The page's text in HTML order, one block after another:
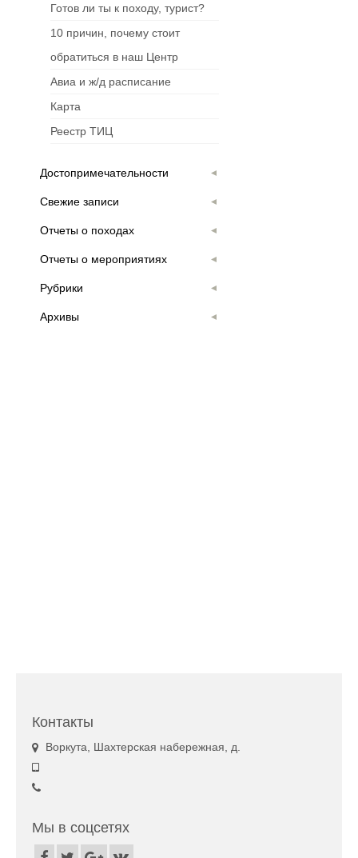
Готов ли ты к походу, турист?
10 причин, почему стоит
обратиться в наш Центр
Авиа и ж/д расписание
Карта
Реестр ТИЦ
Достопримечательности
Свежие записи
Отчеты о походах
Отчеты о мероприятиях
Рубрики
Архивы
Контакты
Воркута, Шахтерская набережная, д.
Мы в соцсетях